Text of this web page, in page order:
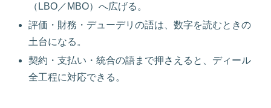
（LBO／MBO）へ広げる。
評価・財務・デューデリの語は、数字を読むときの
土台になる。
契約・支払い・統合の語まで押さえると、ディール
全工程に対応できる。